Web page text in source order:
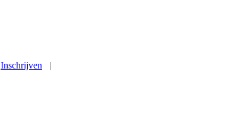
Inschrijven |